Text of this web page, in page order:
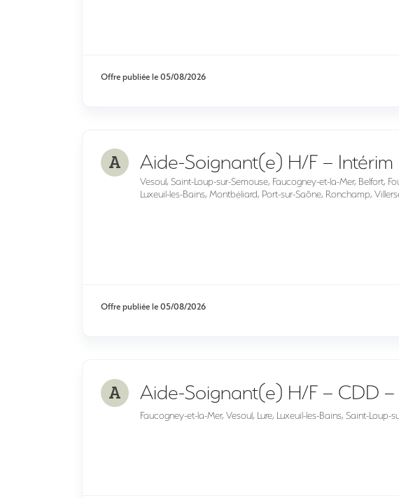
Offre publiée le05/08/2026
A Aide-Soignant(e) H/F – Intérim
Vesoul, Saint-Loup-sur-Semouse, Faucogney-et-la-Mer, Belfort,
Luxeuil-les-Bains, Montbéliard, Port-sur-Saône, Ronchamp,
Offre publiée le05/08/2026
A Aide-Soignant(e) H/F – CDD
Faucogney-et-la-Mer, Vesoul, Lure, Luxeuil-les-Bains, Saint-